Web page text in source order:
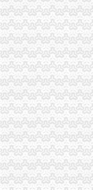
万州局“红盾护民生
黔江局“三审三公示
波局重庆海关注册
波局重庆海关在哪
山东省邹城市重庆
全市“清新居室”海
南岸局重庆海关在
秀山局重庆海关注
双桥局海关报关注
南川局明确“四个定
经开区局重庆海关
单衍华副局长对市
市海关报关登记证